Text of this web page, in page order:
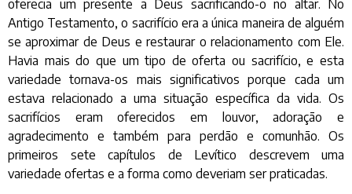
oferecia um presente a Deus sacrificando-o no altar. No
Antigo Testamento, o sacrifício era a única maneira de alguém
se aproximar de Deus e restaurar o relacionamento com Ele.
Havia mais do que um tipo de oferta ou sacrifício, e esta
variedade tornava-os mais significativos porque cada um
estava relacionado a uma situação específica da vida. Os
sacrifícios eram oferecidos em louvor, adoração e
agradecimento e também para perdão e comunhão. Os
primeiros sete capítulos de Levítico descrevem uma
variedade ofertas e a forma como deveriam ser praticadas.